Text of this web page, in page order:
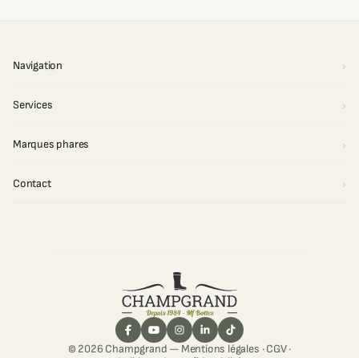
Navigation
Services
Marques phares
Contact
© 2026 Champgrand — Mentions légales ·CGV·